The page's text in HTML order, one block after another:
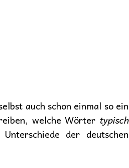
auch schon einmal so ein
welche Wörter typisch
der deutschen